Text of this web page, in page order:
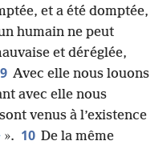
et a été domptée,
humain ne peut
et déréglée,
9 Avec elle nous louons
avec elle nous
venus à l’existence
». 10 De la même